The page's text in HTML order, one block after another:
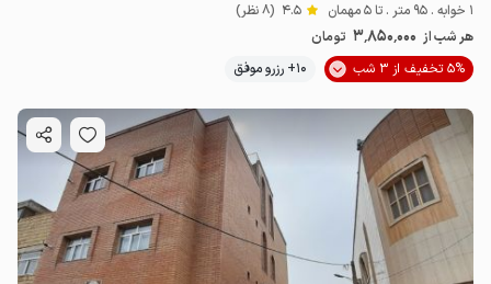
1 خوابه . 95 متر . تا 5 مهمان 4.5 (8 نظر)
هر شب از 3٬850٬000 تومان
5% تخفیف از 3 شب
10+ رزرو موفق